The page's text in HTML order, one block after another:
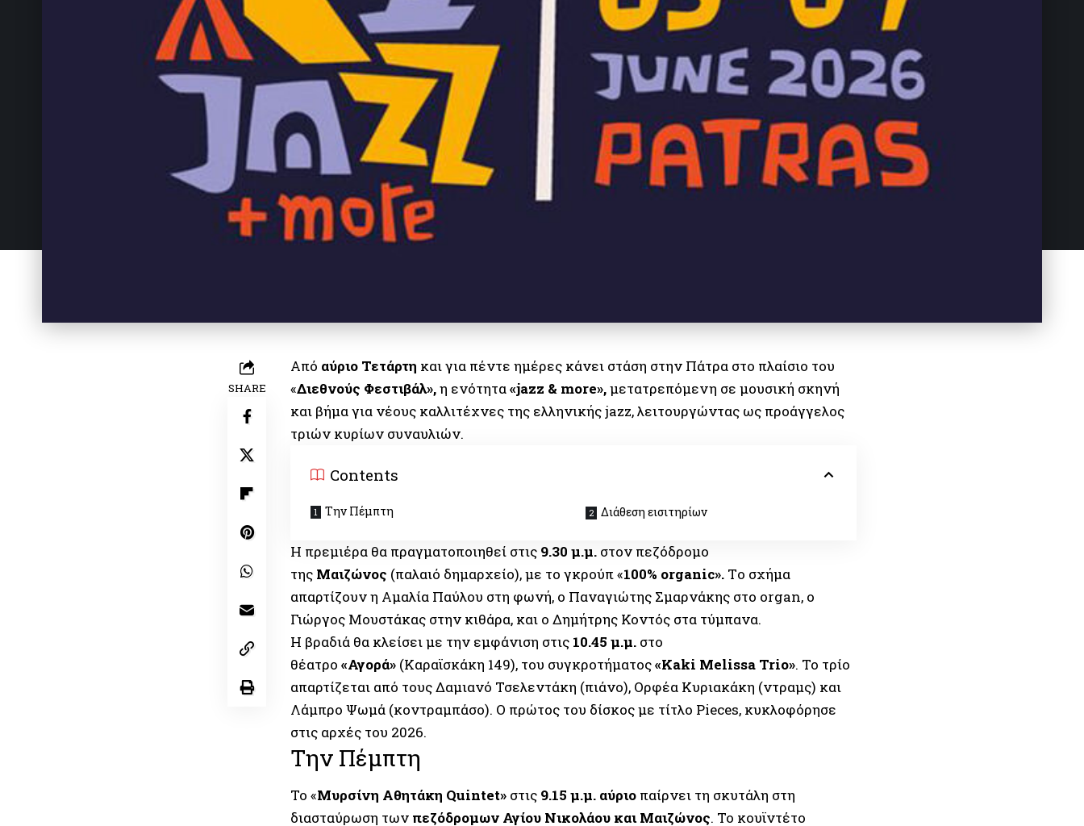
SHARE
Από αύριο Τετάρτη και για πέντε ημέρες κάνει στάση στην Πάτρα στο πλαίσιο του
«Διεθνούς Φεστιβάλ»,η ενότητα«jazz & more»,μετατρεπόμενη σε μουσική σκηνή
και βήμα για νέους καλλιτέχνες της ελληνικής jazz, λειτουργώντας ως προάγγελος
τριών κυρίων συναυλιών.
Contents
Την Πέμπτη Διάθεση εισιτηρίων
Η πρεμιέρα θα πραγματοποιηθεί στις 9.30 μ.μ. στον πεζόδρομο
της Μαιζώνος (παλαιό δημαρχείο), με το γκρούπ «100% organic». Τo σχήμα
απαρτίζουν η Αμαλία Παύλου στη φωνή, ο Παναγιώτης Σμαρνάκης στο organ, ο
Γιώργος Μουστάκας στην κιθάρα, και ο Δημήτρης Κοντός στα τύμπανα.
Η βραδιά θα κλείσει με την εμφάνιση στις 10.45 μ.μ. στο
θέατρο «Αγορά» (Καραϊσκάκη 149), του συγκροτήματος«Kaki Melissa Trio». Το τρίο
απαρτίζεται από τους Δαμιανό Τσελεντάκη (πιάνο), Ορφέα Κυριακάκη (ντραμς) και
Λάμπρο Ψωμά (κοντραμπάσο). Ο πρώτος του δίσκος με τίτλο Pieces, κυκλοφόρησε
στις αρχές του 2026.
Την Πέμπτη
Το «Μυρσίνη Αθητάκη Quintet» στις 9.15 μ.μ. αύριο παίρνει τη σκυτάλη στη
διασταύρωση των πεζόδρομων Αγίου Νικολάου και Μαιζώνος. Το κουϊντέτο